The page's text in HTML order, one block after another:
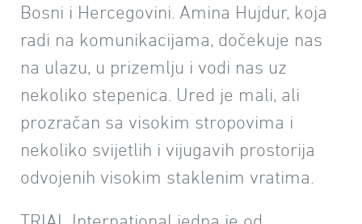
Bosni i Hercegovini. Amina Hujdur, koja
radi na komunikacijama, dočekuje nas
na ulazu, u prizemlju i vodi nas uz
nekoliko stepenica. Ured je mali, ali
prozračan sa visokim stropovima i
nekoliko svijetlih i vijugavih prostorija
odvojenih visokim staklenim vratima.